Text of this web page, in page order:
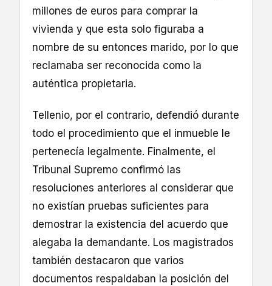
millones de euros para comprar la
vivienda y que esta solo figuraba a
nombre de su entonces marido, por lo que
reclamaba ser reconocida como la
auténtica propietaria.
Tellenio, por el contrario, defendió durante
todo el procedimiento que el inmueble le
pertenecía legalmente. Finalmente, el
Tribunal Supremo confirmó las
resoluciones anteriores al considerar que
no existían pruebas suficientes para
demostrar la existencia del acuerdo que
alegaba la demandante. Los magistrados
también destacaron que varios
documentos respaldaban la posición del